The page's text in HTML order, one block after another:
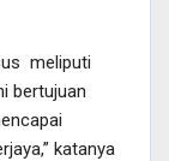
meliputi
bertujuan
katanya